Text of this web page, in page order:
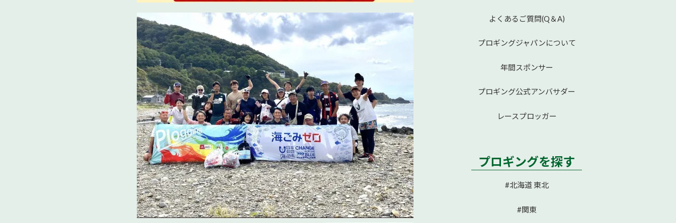
よくあるご質問(Q＆A)
プロギングジャパンについて
年間スポンサー
プロギング公式アンバサダー
レースプロッガー
プロギングを探す
#北海道 東北
#関東